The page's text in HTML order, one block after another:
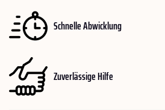
Schnelle Abwicklung
Zuverlässige Hilfe